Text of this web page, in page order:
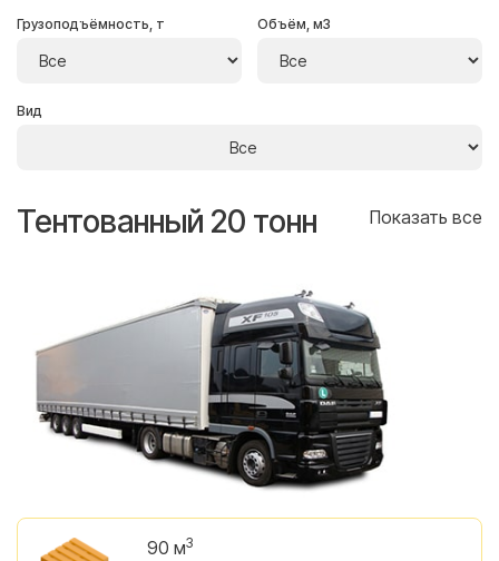
Грузоподъёмность, т Объём, м3
Вид
Тентованный 20 тонн Показать все
90 м3